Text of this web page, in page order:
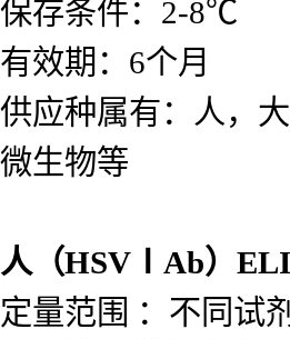
欢迎致电 / 微信详
产品名称：曲霉菌
别名：酶联免疫吸
产品规格：48T/96T
有效期：6个月
供应种属有：人，